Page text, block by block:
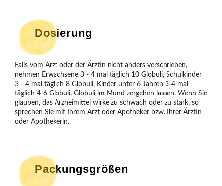
Dosierung
Falls vom Arzt oder der Ärztin nicht anders verschrieben,
nehmen Erwachsene 3 - 4 mal täglich 10 Globuli, Schulkinder
3 - 4 mal täglich 8 Globuli, Kinder unter 6 Jahren 3-4 mal
täglich 4-6 Globuli. Globuli im Mund zergehen lassen. Wenn Sie
glauben, das Arzneimittel wirke zu schwach oder zu stark, so
sprechen Sie mit Ihrem Arzt oder Apotheker bzw. Ihrer Ärztin
oder Apothekerin.
Packungsgrößen